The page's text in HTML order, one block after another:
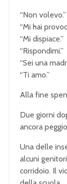
“Non volevo.”
“Mi hai
“Mi dispiace.”
“Rispondimi.”
“Sei una
“Ti amo.”
Alla fine
Due giorni
ancora
Una delle
alcuni
corridoio. Il